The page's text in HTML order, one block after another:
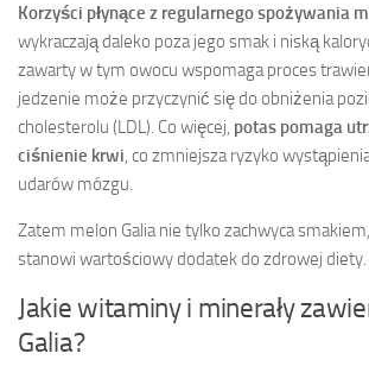
Korzyści płynące z regularnego spożywania
wykraczają daleko poza jego smak i niską
zawarty w tym owocu wspomaga proces
jedzenie może przyczynić się do obniżenia
cholesterolu (LDL). Co więcej, potas pomaga
ciśnienie krwi, co zmniejsza ryzyko
udarów mózgu.
Zatem melon Galia nie tylko zachwyca
stanowi wartościowy dodatek do zdrowej diety.
Jakie witaminy i minerały
Galia?